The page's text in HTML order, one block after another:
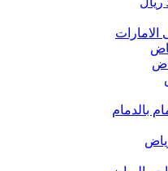
بالدمام